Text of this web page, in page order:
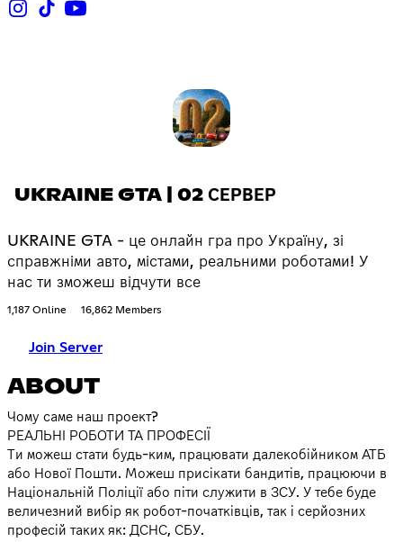
UKRAINE GTA | 02 СЕРВЕР
UKRAINE GTA - це онлайн гра про Україну, зі
справжніми авто, містами, реальними роботами! У
нас ти зможеш відчути все
1,187 Online 16,862 Members
Join Server
ABOUT
Чому саме наш проект?
РЕАЛЬНІ РОБОТИ ТА ПРОФЕСІЇ
Ти можеш стати будь-ким, працювати далекобійником АТБ
або Нової Пошти. Можеш присікати бандитів, працюючи в
Національній Поліції або піти служити в ЗСУ. У тебе буде
величезний вибір як робот-початківців, так і серйозних
професій таких як: ДСНС, СБУ.